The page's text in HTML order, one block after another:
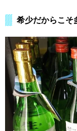
希少だからこそ